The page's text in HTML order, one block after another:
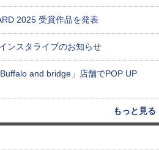
2025 受賞作品を発表
ンスタライブのお知らせ
and bridge」店舗でPOP UP
もっと見る